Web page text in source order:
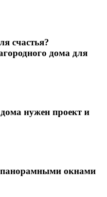
счастья?
дома для
нужен проект и
панорамными окнами